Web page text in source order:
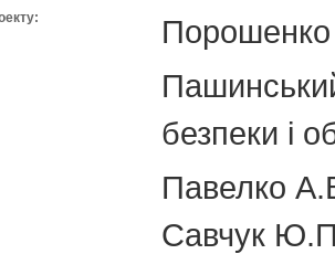
Порошенко
безпеки і
Павелко
Савчук Ю.П.